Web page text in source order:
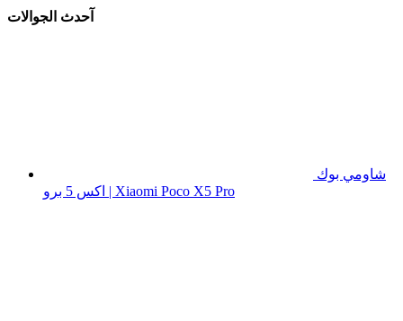
آحدث الجوالات
شاومي بوك
اكس 5 برو | Xiaomi Poco X5 Pro